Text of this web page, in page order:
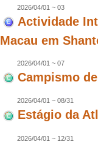
2026/04/01 ~ 03
Actividade
Macau em
2026/04/01 ~ 07
Campismo
2026/04/01 ~ 08/31
Estágio da
2026/04/01 ~ 12/31